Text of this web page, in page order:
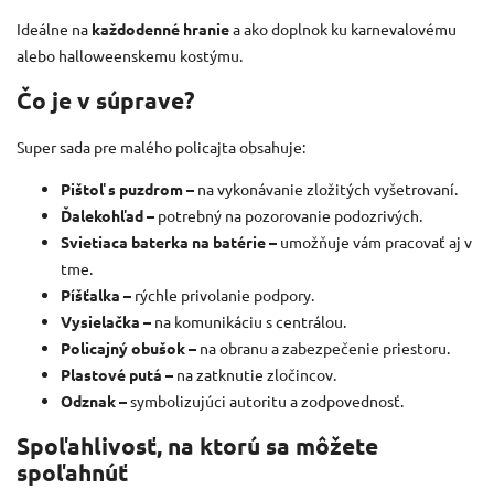
Ideálne na každodenné hraniea ako doplnok ku karnevalovému
alebo halloweenskemu kostýmu.
Čo je v súprave?
Super sada pre malého policajta obsahuje:
Pištoľ s puzdrom – na vykonávanie zložitých vyšetrovaní.
Ďalekohľad – potrebný na pozorovanie podozrivých.
Svietiaca baterka na batérie – umožňuje vám pracovať aj v
tme.
Píšťalka – rýchle privolanie podpory.
Vysielačka – na komunikáciu s centrálou.
Policajný obušok – na obranu a zabezpečenie priestoru.
Plastové putá – na zatknutie zločincov.
Odznak –symbolizujúci autoritu a zodpovednosť.
Spoľahlivosť, na ktorú sa môžete
spoľahnúť